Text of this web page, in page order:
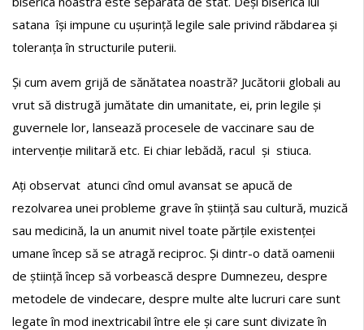
satana își impune cu ușurință legile sale privind răbdarea și
toleranța în structurile puterii.
Și cum avem grijă de sănătatea noastră? Jucătorii globali au
vrut să distrugă jumătate din umanitate, ei, prin legile și
guvernele lor, lansează procesele de vaccinare sau de
intervenție militară etc. Ei chiar lebădă, racul și stiuca.
Ați observat atunci cînd omul avansat se apucă de
rezolvarea unei probleme grave în știință sau cultură, muzică
sau medicină, la un anumit nivel toate părțile existenței
umane încep să se atragă reciproc. Și dintr-o dată oamenii
de știință încep să vorbească despre Dumnezeu, despre
metodele de vindecare, despre multe alte lucruri care sunt
legate în mod inextricabil între ele și care sunt divizate în